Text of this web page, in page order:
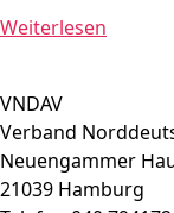
Weiterlesen
VNDAV
Verband
Neuengammer
21039 Hamburg